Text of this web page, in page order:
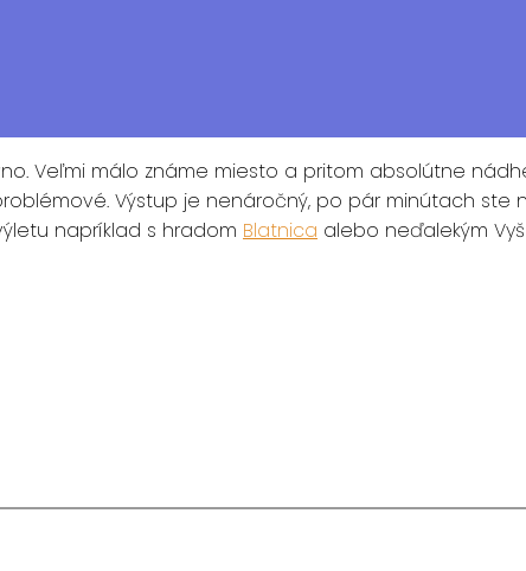
Veľmi málo známe miesto a pritom absolútne
Výstup je nenáročný, po pár minútach
napríklad s hradom Blatnica alebo neďalekým